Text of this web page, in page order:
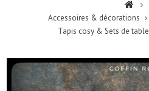
Accessoires & décorations
Tapis cosy & Sets de table